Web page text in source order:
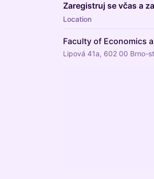
Zaregistruj se včas a
Location
Faculty of Economics
Lipová 41a, 602 00 Brno-